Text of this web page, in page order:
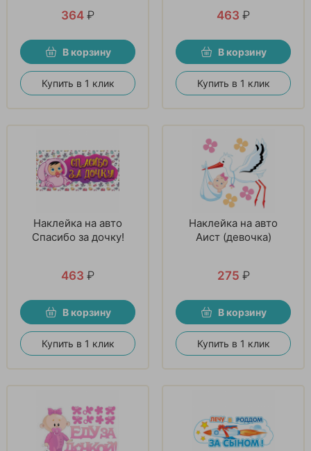
364 ₽
В корзину
Купить в 1 клик
463 ₽
В корзину
Купить в 1 клик
Наклейка на авто
Спасибо за дочку!
463 ₽
В корзину
Купить в 1 клик
Наклейка на авто
Аист (девочка)
275 ₽
В корзину
Купить в 1 клик